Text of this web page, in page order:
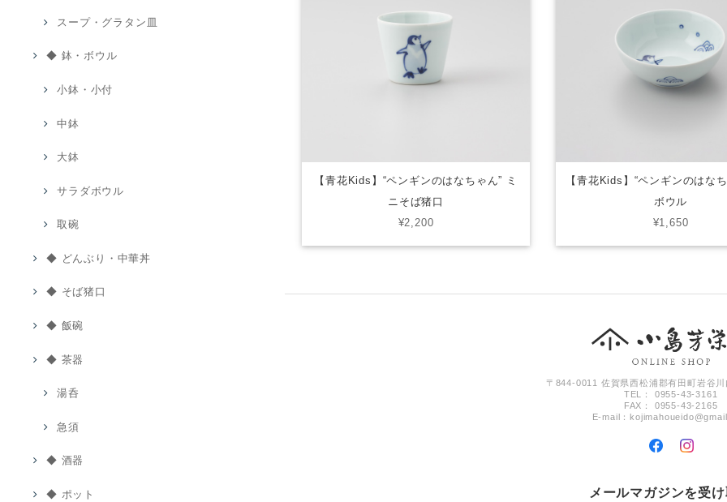
スープ・グラタン皿
◆ 鉢・ボウル
小鉢・小付
中鉢
大鉢
サラダボウル
取碗
◆ どんぶり・中華丼
◆ そば猪口
◆ 飯碗
◆ 茶器
湯呑
急須
◆ 酒器
◆ ポット
【青花Kids】“ペンギンのはなちゃん” ミ
ニそば猪口
¥2,200
【青花Kids】“ペンギンのはな
ボウル
¥1,650
〒844-0011 佐賀県西松浦郡有田町岩谷
TEL： 0955-43-3161
FAX： 0955-43-2165
E-mail：
メールマガジンを受